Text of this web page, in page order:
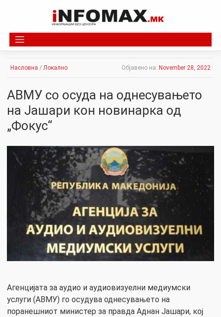
Насловна / Локално Објавено на: November 28, 2022
АВМУ со осуда на однесувањето
на Јашари кон новинарка од
„Фокус“
Агенцијата за аудио и аудиовизуелни медиумски
услуги (АВМУ) го осудува однесувањето на
поранешниот министер за правда Аднан Јашари, кој